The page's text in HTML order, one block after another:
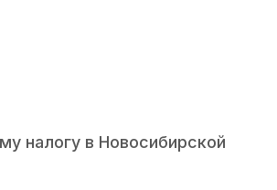
налогу в Новосибирской